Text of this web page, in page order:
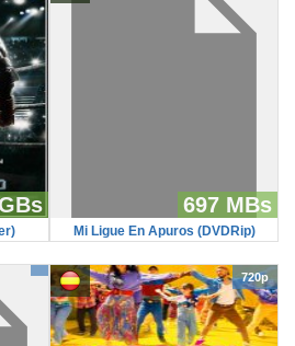
697 MBs
Mi Ligue En Apuros (DVDRip)
720p